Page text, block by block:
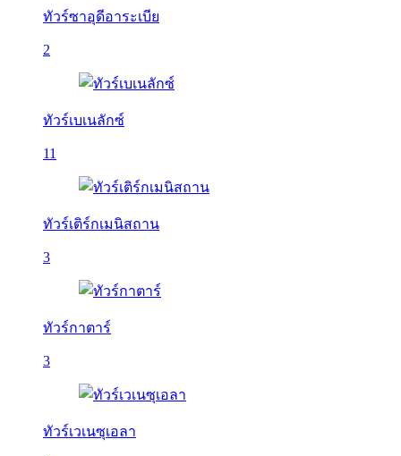
ทัวร์ซาอุดีอาระเบีย
2
ทัวร์เบเนลักซ์
11
ทัวร์เติร์กเมนิสถาน
3
ทัวร์กาตาร์
3
ทัวร์เวเนซุเอลา